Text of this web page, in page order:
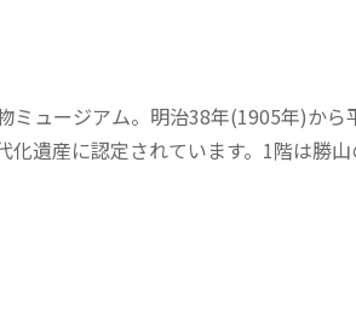
ュージアム。明治38年(1905年)か
化遺産に認定されています。1階は勝